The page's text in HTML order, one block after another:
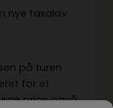
nye taxalov
på turen
for et
price også